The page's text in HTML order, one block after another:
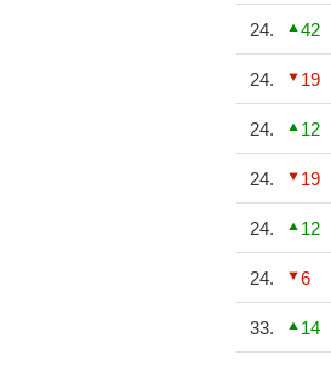
24. 42
24. 19
24. 12
24. 19
24. 12
24. 6
33. 14